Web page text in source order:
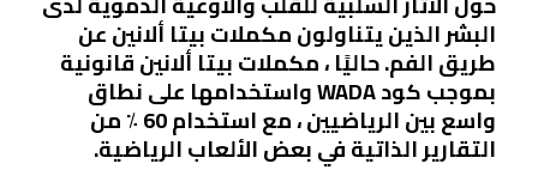
البشر الذين يتناولون مكملات بيتا ألانين عن
طريق الفم. حاليًا ، مكملات بيتا ألانين قانونية
بموجب كود WADA واستخدامها على نطاق
واسع بين الرياضيين ، مع استخدام 60 ٪ من
التقارير الذاتية في بعض الألعاب الرياضية.